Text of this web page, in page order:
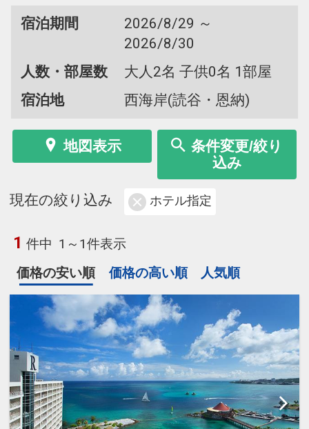
宿泊期間
2026/8/29 ～
2026/8/30
人数・部屋数
大人2名 子供0名 1部屋
宿泊地
西海岸(読谷・恩納)
地図表示
条件変更/絞り
込み
現在の絞り込み ホテル指定
1 件中 1～1件表示
価格の安い順
価格の高い順 人気順